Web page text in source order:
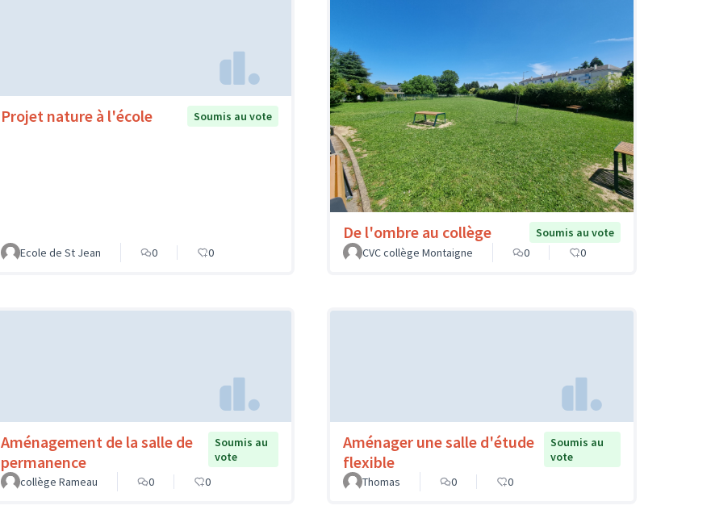
Projet nature à l'école Soumis au vote
Ecole de St Jean 0 0
De l'ombre au collège
Soumis au vote
CVC collège Montaigne
0 0
Aménagement de la salle de
permanence
Soumis au
vote
collège Rameau
0 0
Aménager une salle d'étude
flexible
Soumis au
vote
Thomas
0 0